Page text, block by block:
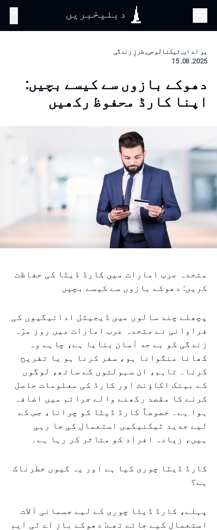
دبئیخبریں
یو اے ای, ٹیکنالوجی, طرزِ زندگی
2025. 08. 15
دھوکے بازوں سے کیسے بچیں:
اپنا کارڈ محفوظ رکھیں
متحدہ عرب امارات میں کارڈ ڈیٹا کی حفاظت
کریں: دھوکے بازوں سے کیسے بچیں
پچھلے چند سالوں میں ڈیجیٹل ادائیگیوں کی
فراوانی نے متحدہ عرب امارات میں روز مرّہ
زندگی کو بے حد آسان بنایا ہے، چاہے وہ
کھانا منگوانا ہو، سفر کرنا ہو یا تفریح
کرنا۔ تاہم، ان سہولتوں کے ساتھ، لوگوں
کے بینک اکاؤنٹ اور کارڈ کی معلومات حاصل
کرنے کا مقصد رکھنے والے جرائم میں اضافہ
ہوا ہے۔ خصوصاً کارڈ ڈیٹا کو چرانا، جس کے
لیے جدید ٹیکنیکیں استعمال کی جا رہی
ہیں، زیادہ افراد کو متاثر کر رہا ہے۔
کارڈ ڈیٹا چوری کیا ہے اور یہ کیوں خطرناک
ہے؟
پہلے، کارڈ ڈیٹا چوری کے لیے جسمانی آلات
استعمال کیے جاتے تھے: دھوکے باز اے ٹی ایم